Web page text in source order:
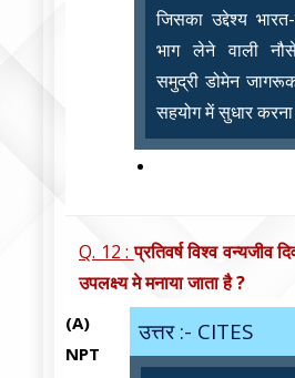
जिसका उद्देश्य
भाग लेने वाली
समुद्री डोमेन
सहयोग में सुधार
Q. 12 :प्रतिवर्ष विश्व
उपलक्ष्य मे मनाया जाता है ?
(A)
NPT
उत्तर :- CITES